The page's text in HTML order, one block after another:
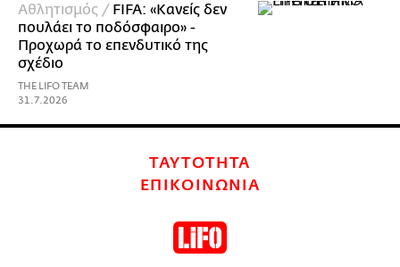
Αθλητισμός / FIFA: «Κανείς δεν
πουλάει το ποδόσφαιρο» -
Προχωρά το επενδυτικό της
σχέδιο
THE LIFO TEAM
31.7.2026
ΤΑΥΤΟΤΗΤΑ
ΕΠΙΚΟΙΝΩΝΙΑ